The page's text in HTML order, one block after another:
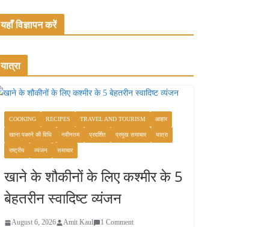
यहाँ विज्ञापन करें
यात्रा
COOKING RECIPES TRAVEL AND TOURISM आहार
खाना पकाने की विधि नवीनतम प्रदर्शित प्रमुख समाचार यात्रा
राष्ट्रीय व्यंजन समाचार
खाने के शौकीनों के लिए कश्मीर के 5
बेहतरीन स्वादिष्ट व्यंजन
August 6, 2026 Amit Kaul 1 Comment